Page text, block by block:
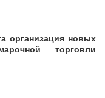
организация новых
торговли